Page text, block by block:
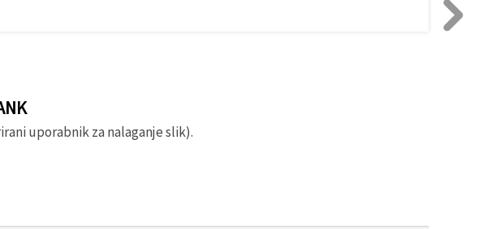
uporabnik za nalaganje slik).